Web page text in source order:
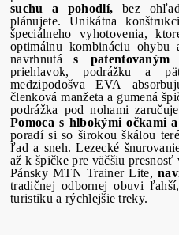
suchu a pohodlí, bez
plánujete. Unikátna
špeciálneho vyhotovenia,
optimálnu kombináciu
navrhnutás patentovaným
priehlavok, podrážku a
medzipodošva EVA
členková manžeta a gumená
podrážka pod nohami
Pomoca s hlbokými očkami
poradí si so širokou škálou
ľad a sneh. Lezecké
až k špičke pre väčšiu
Pánsky MTN Trainer Lite,
tradičnej odbornej obuvi
turistiku a rýchlejšie treky.